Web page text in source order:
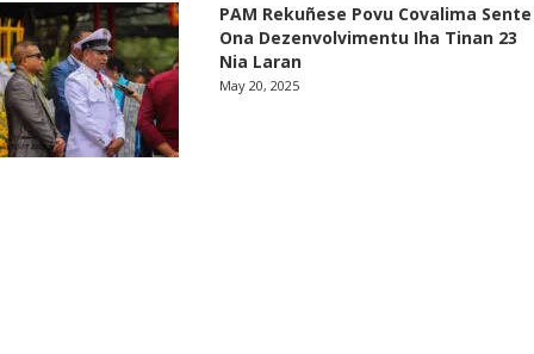
PAM Rekuñese Povu Covalima Sente
Ona Dezenvolvimentu Iha Tinan 23
Nia Laran
May 20, 2025